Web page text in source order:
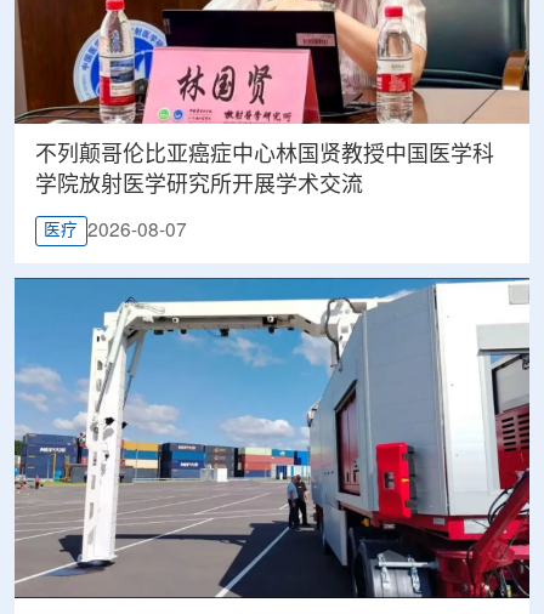
不列颠哥伦比亚癌症中心林国贤教授中国医学科
学院放射医学研究所开展学术交流
医疗 2026-08-07